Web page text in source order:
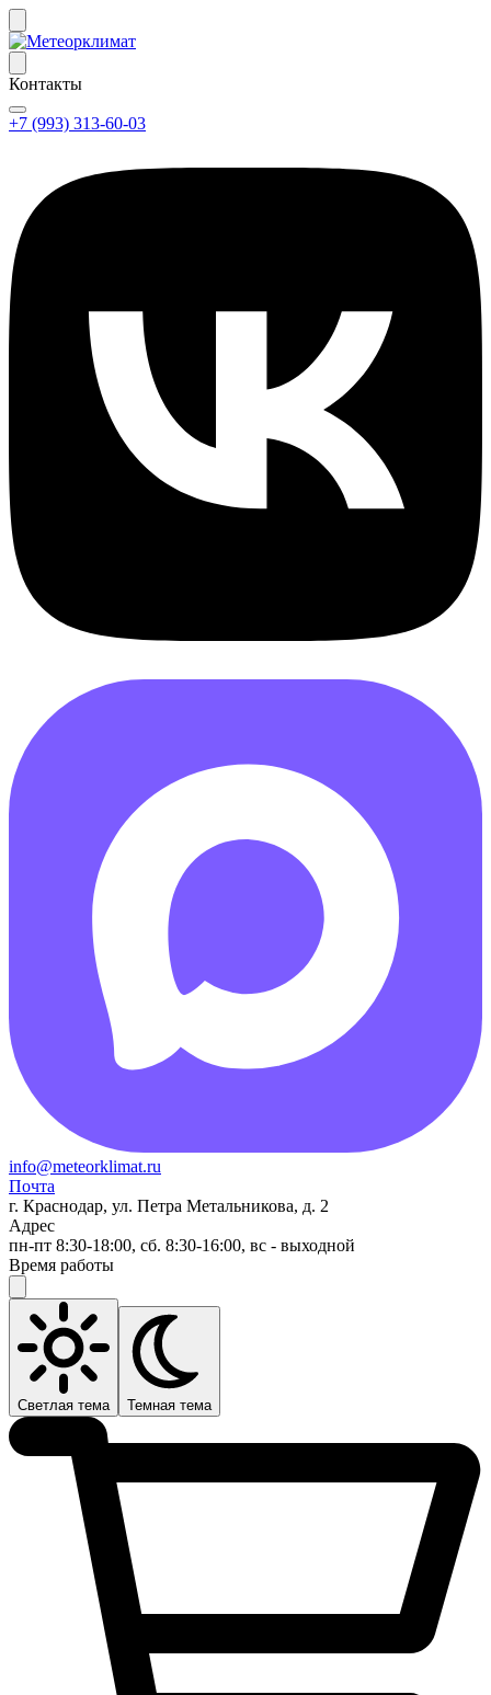
Контакты
+7 (993) 313-60-03
info@meteorklimat.ru
Почта
г. Краснодар, ул. Петра Метальникова, д. 2
Адрес
пн-пт 8:30-18:00, сб. 8:30-16:00, вс - выходной
Время работы
Светлая тема Темная тема